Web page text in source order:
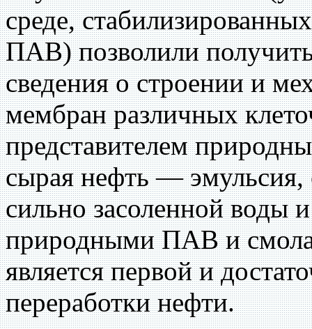
среде,
ПАВ) позволили
сведения о строении и
мембран различных
представителем
сырая нефть —
сильно засоленной воды
природными ПАВ и
является первой и
переработки нефти.